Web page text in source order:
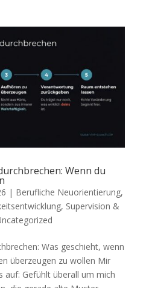
Wenn du
| Berufliche Neuorientierung,
, Supervision &
Was geschieht, wenn
überzeugen zu wollen Mir
Gefühlt überall um mich